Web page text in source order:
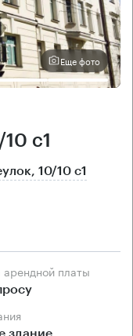
Еще фото
с1
10/10 с1
арендной платы